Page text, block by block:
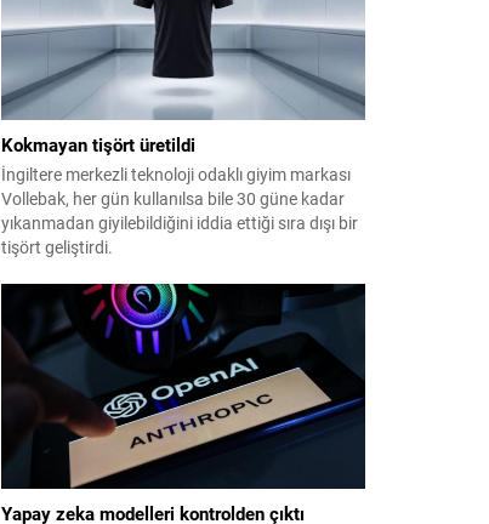
Kokmayan tişört üretildi
İngiltere merkezli teknoloji odaklı giyim markası
Vollebak, her gün kullanılsa bile 30 güne kadar
yıkanmadan giyilebildiğini iddia ettiği sıra dışı bir
tişört geliştirdi.
Yapay zeka modelleri kontrolden çıktı